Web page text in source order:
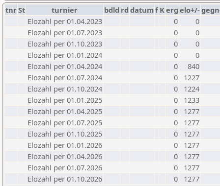
tnrSt turnier bdld rd datumf Kerg elo+/-
Elozahl per 01.04.2023
0
0
Elozahl per 01.07.2023
0
0
Elozahl per 01.10.2023
0
0
Elozahl per 01.01.2024
0
0
Elozahl per 01.04.2024
0
840
Elozahl per 01.07.2024
0
1227
Elozahl per 01.10.2024
0
1224
Elozahl per 01.01.2025
0
1233
Elozahl per 01.04.2025
0
1277
Elozahl per 01.07.2025
0
1277
Elozahl per 01.10.2025
0
1277
Elozahl per 01.01.2026
0
1277
Elozahl per 01.04.2026
0
1277
Elozahl per 01.07.2026
0
1277
Elozahl per 01.10.2026
0 1277